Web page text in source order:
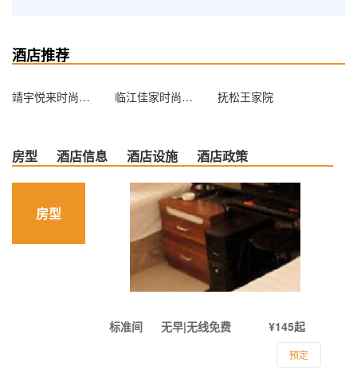
酒店推荐
靖宇悦来时尚商务宾馆 临江佳家时尚宾馆 抚松王家院
房型 酒店信息 酒店设施 酒店政策
房型
标准间 ¥145起
无早|无线免费
预定